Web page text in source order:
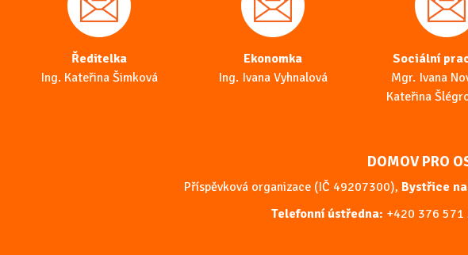
Ředitelka
Ing. Kateřina Šimková
Ekonomka
Ing. Ivana Vyhnalová
Sociální
Mgr. Ivana
Kateřina
DOMOV PRO
Příspěvková organizace (IČ 49207300), Bystřice
Telefonní ústředna: +420 376 571